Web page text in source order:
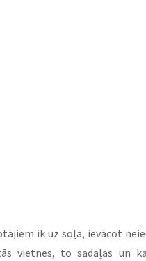
ik uz soļa, ievācot
vietnes, to sadaļas un